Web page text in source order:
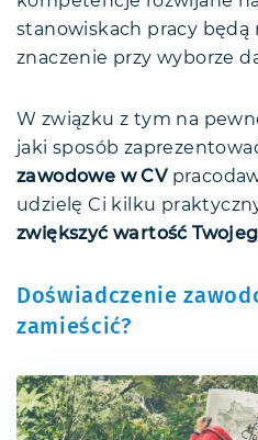
stanowiskach pracy będą
znaczenie przy wyborze
W związku z tym na
jaki sposób
zawodowe w CV
udzielę Ci kilku
zwiększyć wartość
Doświadczenie
zamieścić?